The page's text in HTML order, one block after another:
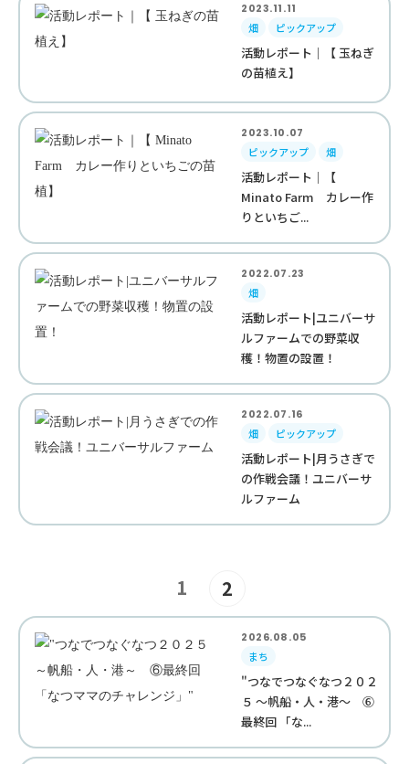
2023.11.11
畑
ピックアップ
活動レポート｜【 玉ねぎ
の苗植え】
2023.10.07
ピックアップ
畑
活動レポート｜【
Minato Farm カレー作
りといちご...
2022.07.23
畑
活動レポート|ユニバーサ
ルファームでの野菜収
穫！物置の設置！
2022.07.16
畑
ピックアップ
活動レポート|月うさぎで
の作戦会議！ユニバーサ
ルファーム
1 2
2026.08.05
まち
"つなでつなぐなつ２０２
５ ～帆船・人・港～ ⑥
最終回 「な...